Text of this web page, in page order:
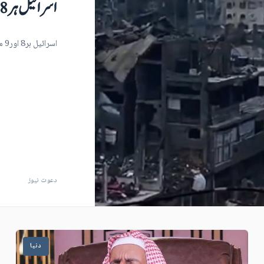
اسرائیل ہر8 اور9 منٹ بعدغزہ پر بمباری کر رہا ہے: اقوام متحدہ
اسرائیل ہر8 اور9 منٹ بعدغزہ پر بمباری کر رہا ہے: اقوام متحدہ
دعوت نیوز
دنیا